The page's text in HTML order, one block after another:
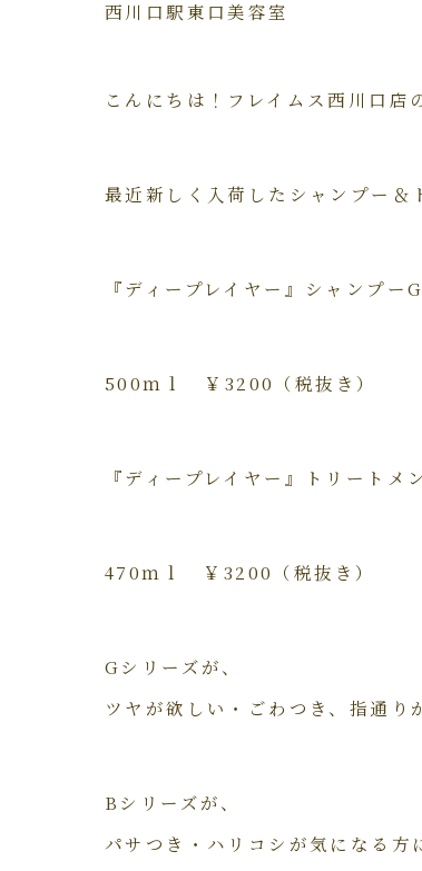
西川口駅東口美容室
こんにちは！フレイムス西川口
最近新しく入荷したシャンプー＆
『ディープレイヤー』シャンプ
500ｍｌ ￥3200（税抜き）
『ディープレイヤー』トリート
470ｍｌ ￥3200（税抜き）
Gシリーズが、
ツヤが欲しい・ごわつき、指通
Bシリーズが、
パサつき・ハリコシが気になる